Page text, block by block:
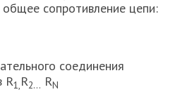
сопротивление цепи:
соединения
R1,R2… RN